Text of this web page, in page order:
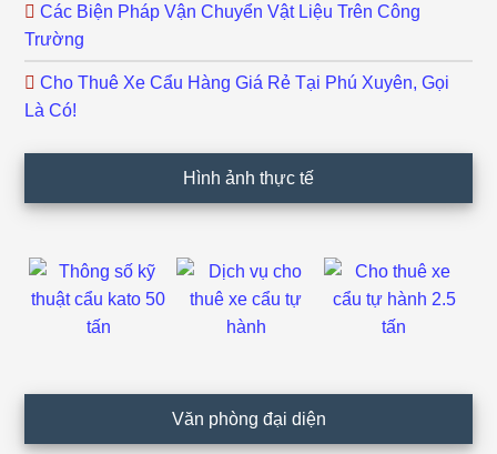
Các Biện Pháp Vận Chuyển Vật Liệu Trên Công
Trường
Cho Thuê Xe Cẩu Hàng Giá Rẻ Tại Phú Xuyên, Gọi
Là Có!
Hình ảnh thực tế
Văn phòng đại diện